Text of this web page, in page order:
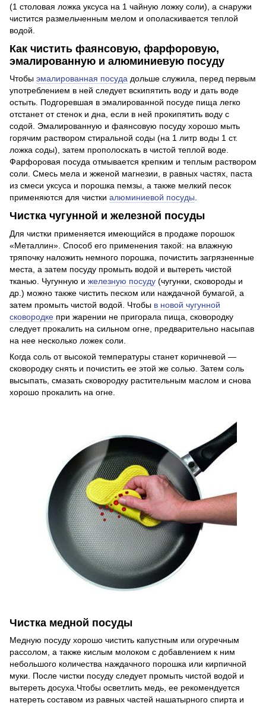
(1 столовая ложка уксуса на 1 чайную ложку соли), а снаружи
чистится размельченным мелом и ополаскивается теплой
водой.
Как чистить фаянсовую, фарфоровую,
эмалированную и алюминиевую посуду
Чтобы эмалированная посуда дольше служила, перед первым
употреблением в ней следует вскипятить воду и дать воде
остыть. Подгоревшая в эмалированной посуде пища легко
отстанет от стенок и дна, если в ней прокипятить воду с
содой. Эмалированную и фаянсовую посуду хорошо мыть
горячим раствором стиральной соды (на 1 литр воды 1 ст.
ложка соды), затем прополоскать в чистой теплой воде.
Фарфоровая посуда отмывается крепким и теплым раствором
соли. Смесь мела и жженой магнезии, в равных частях, паста
из смеси уксуса и порошка пемзы, а также мелкий песок
применяются для чистки алюминиевой посуды
Чистка чугунной и железной посуды
Для чистки применяется имеющийся в продаже порошок
«Металлин». Способ его применения такой: на влажную
тряпочку наложить немного порошка, почистить загрязненные
места, а затем посуду промыть водой и вытереть чистой
тканью. Чугунную и железную посуду (чугунки, сково­роды и
др.) можно также чистить песком или наждачной бумагой, а
затем промыть чистой водой. Чтобы в новой чугунной
сковородке при жарении не пригорала пища, сковородку
следует прокалить на сильном огне, предварительно насыпав
на нее несколько ложек соли.
Когда соль от высокой температуры станет коричневой —
сковородку снять и почистить ее этой же солью. Затем соль
высыпать, смазать сковородку растительным маслом и снова
хорошо прокалить на огне.
Чистка медной посуды
Медную посуду хорошо чистить капустным или огуречным
рассолом, а также кислым молоком с добавлением к ним
небольшого количества наждачного порошка или кирпичной
муки. После чистки посуду следует промыть чистой водой и
вытереть досуха.Чтобы осветлить медь, ее рекомендуется
натереть составом из равных частей нашатырного спирта и